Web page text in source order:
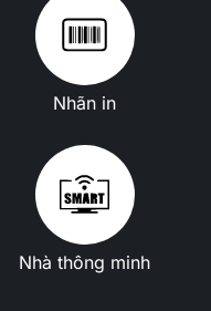
Nhãn in
Nhà thông minh